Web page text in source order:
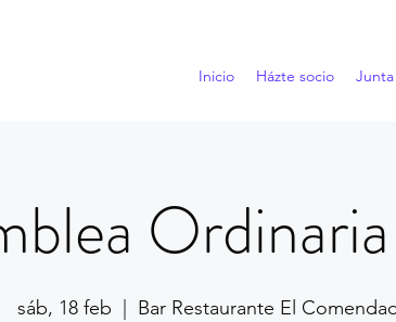
Inicio Házte socio
sáb, 18 feb Bar Restaurante El